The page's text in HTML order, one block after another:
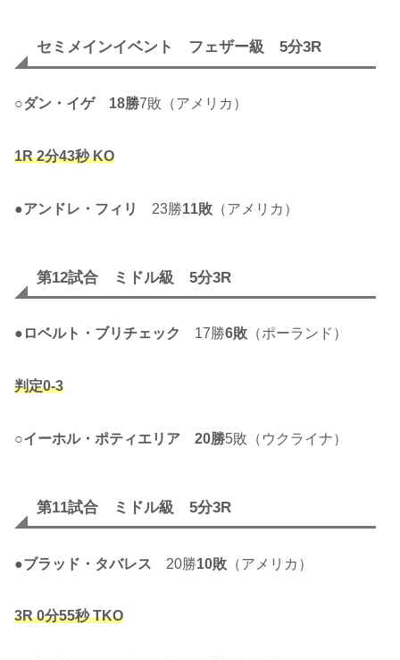
セミメインイベント フェザー級 5分3R
○ダン・イゲ 18勝7敗（アメリカ）
1R 2分43秒 KO
●アンドレ・フィリ 23勝11敗 （アメリカ）
第12試合 ミドル級 5分3R
● ロベルト・ブリチェック 17勝6敗 （ポーランド）
判定0-3
○イーホル・ポティエリア 20勝5敗（ウクライナ）
第11試合 ミドル級 5分3R
●ブラッド・タバレス 20勝10敗 （アメリカ）
3R 0分55秒 TKO